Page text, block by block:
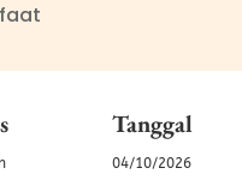
Tanggal
04/10/2026